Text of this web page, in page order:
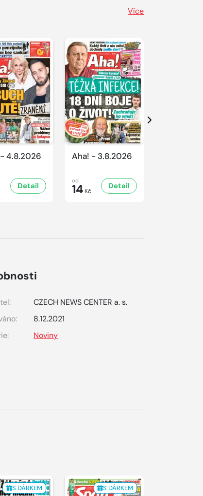
Více
4.8.2026
Detail
Aha! - 3.8.2026
od
14 Kč
Detail
Další
CZECH NEWS CENTER a. s.
8.12.2021
Noviny
S DÁRKEM S DÁRKEM